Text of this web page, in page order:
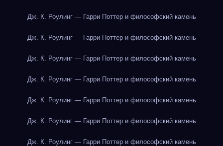
Дж. К. Роулинг — Гарри Поттер и философский камень
Дж. К. Роулинг — Гарри Поттер и философский камень
Дж. К. Роулинг — Гарри Поттер и философский камень
Дж. К. Роулинг — Гарри Поттер и философский камень
Дж. К. Роулинг — Гарри Поттер и философский камень
Дж. К. Роулинг — Гарри Поттер и философский камень
Дж. К. Роулинг — Гарри Поттер и философский камень